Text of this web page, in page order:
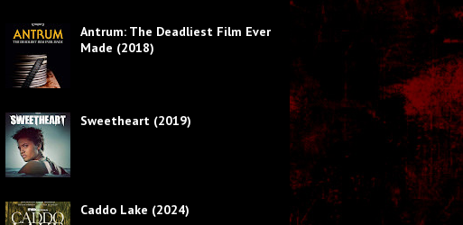
Antrum: The Deadliest Film Ever
Made (2018)
Sweetheart (2019)
Caddo Lake (2024)